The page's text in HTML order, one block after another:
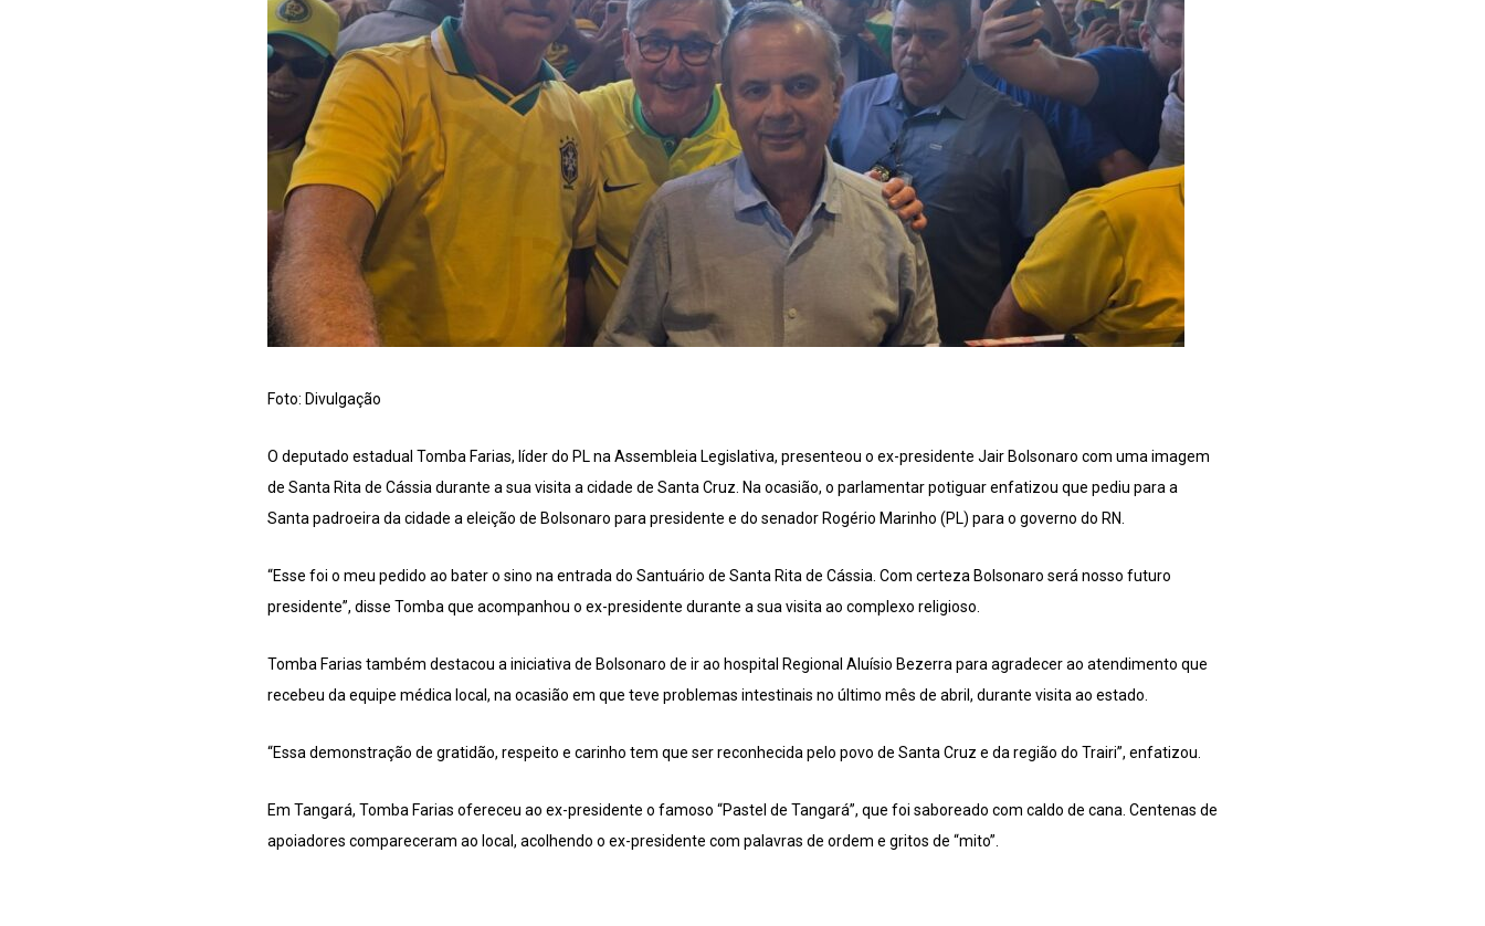
Foto: Divulgação
O deputado estadual Tomba Farias, líder do PL na Assembleia Legislativa, presenteou o ex-presidente Jair Bolsonaro com uma imagem
de Santa Rita de Cássia durante a sua visita a cidade de Santa Cruz. Na ocasião, o parlamentar potiguar enfatizou que pediu para a
Santa padroeira da cidade a eleição de Bolsonaro para presidente e do senador Rogério Marinho (PL) para o governo do RN.
“Esse foi o meu pedido ao bater o sino na entrada do Santuário de Santa Rita de Cássia. Com certeza Bolsonaro será nosso futuro
presidente”, disse Tomba que acompanhou o ex-presidente durante a sua visita ao complexo religioso.
Tomba Farias também destacou a iniciativa de Bolsonaro de ir ao hospital Regional Aluísio Bezerra para agradecer ao atendimento que
recebeu da equipe médica local, na ocasião em que teve problemas intestinais no último mês de abril, durante visita ao estado.
“Essa demonstração de gratidão, respeito e carinho tem que ser reconhecida pelo povo de Santa Cruz e da região do Trairi”, enfatizou.
Em Tangará, Tomba Farias ofereceu ao ex-presidente o famoso “Pastel de Tangará”, que foi saboreado com caldo de cana. Centenas de
apoiadores compareceram ao local, acolhendo o ex-presidente com palavras de ordem e gritos de “mito”.